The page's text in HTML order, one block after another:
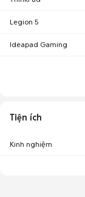
Legion 5
Ideapad Gaming
Tiện ích
Kinh nghiệm